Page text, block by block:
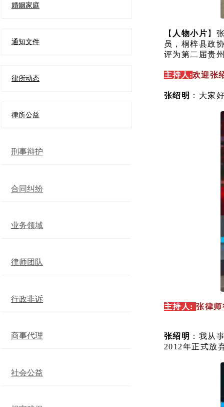
婚姻家庭
通知文件
律所动态
律所公益
刑事辩护
合同纠纷
业务领域
律师团队
行政非诉
商事代理
社会公益
【 人物小片 】
员，桐梓县政
评为第二届贵
主持人:欢迎张
张绍明 ：大家
主持人: 张律
张绍明 ：我从
2012年正式放